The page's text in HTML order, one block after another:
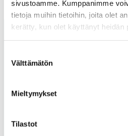
sivustoamme. Kumppanimme
tietoja muihin tietoihin, joita olet
kerätty, kun olet käyttänyt heidän
valinta
Välttämätön
Mieltymykset
Tilastot
alv arvonlisävero